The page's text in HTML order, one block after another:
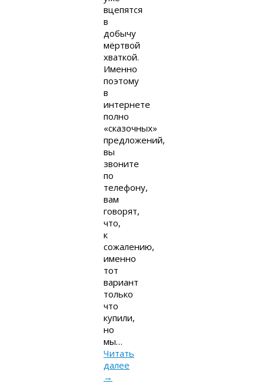
вцепятся
в
добычу
мёртвой
хваткой.
Именно
поэтому
в
интернете
полно
«сказочных»
предложений,
вы
звоните
по
телефону,
вам
говорят,
что,
к
сожалению,
именно
тот
вариант
только
что
купили,
но
мы…
Читать
далее
→